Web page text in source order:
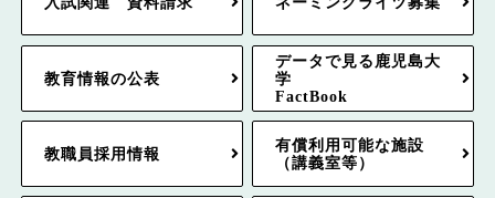
教育情報の公表
データで見る鹿児島大
学
FactBook
教職員採用情報
有償利用可能な施設
（講義室等）